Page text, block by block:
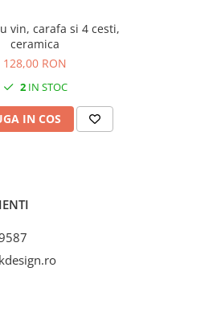
vin, carafa si 4 cesti,
ceramica
128,00 RON
2IN STOC
IN COS